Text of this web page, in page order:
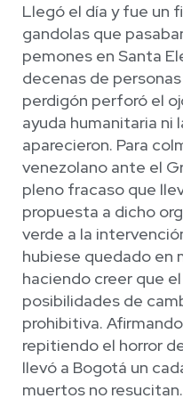
Llegó el día y fue un
gandolas que
pemones en Santa
decenas de
perdigón perforó el
ayuda humanitaria ni
aparecieron. Para
venezolano ante el
pleno fracaso que
propuesta a dicho
verde a la
hubiese quedado en
haciendo creer que
posibilidades de
prohibitiva.
repitiendo el horror
llevó a Bogotá un
muertos no resucitan.